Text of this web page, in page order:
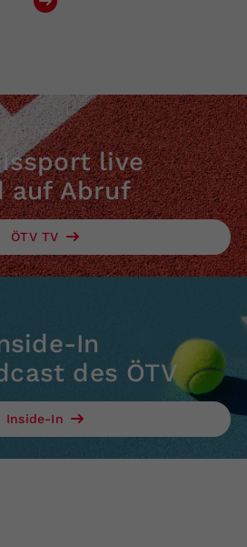
live
auf Abruf
ÖTV TV
In
des ÖTV
Inside-In